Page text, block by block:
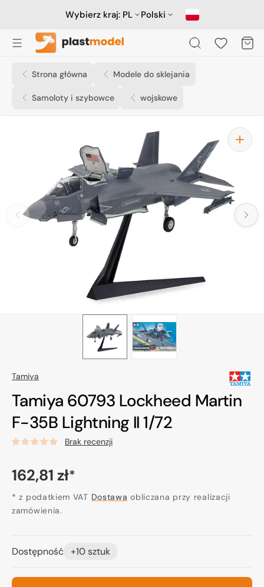
Wybierz kraj: PL Polski
Koszyk
Strona główna Modele do sklejania
Samoloty i szybowce wojskowe
Otwórz
Tamiya
Tamiya 60793 Lockheed Martin
F-35B Lightning II 1/72
Brak recenzji
Cena
regularna
162,81 zł*
* z podatkiem VAT Dostawa obliczana przy realizacji
zamówienia.
Dostępność +10 sztuk